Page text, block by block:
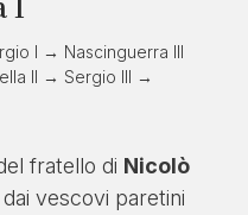
I → Nascinguerra III
II → Sergio III →
fratello di Nicolò
vescovi paretini